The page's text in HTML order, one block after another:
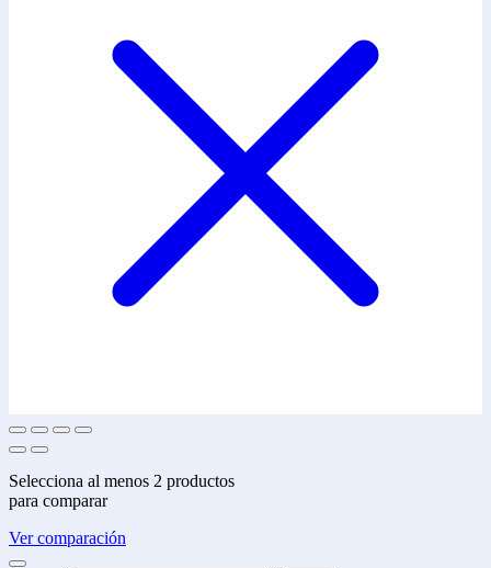
Selecciona al menos 2 productos
para comparar
Ver comparación